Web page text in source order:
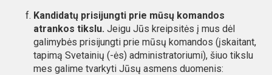
Kandidatų prisijungti prie mūsų komandos
atrankos tikslu. Jeigu Jūs kreipsitės į mus dėl
galimybės prisijungti prie mūsų komandos (įskaitant,
tapimą Svetainių (-ės) administratoriumi), šiuo tikslu
mes galime tvarkyti Jūsų asmens duomenis: